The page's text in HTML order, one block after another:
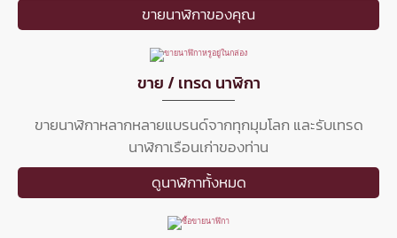
ขายนาฬิกาของคุณ
ขาย / เทรด นาฬิกา
ขายนาฬิกาหลากหลายแบรนด์จากทุกมุมโลก และรับเทรด
นาฬิกาเรือนเก่าของท่าน
ดูนาฬิกาทั้งหมด